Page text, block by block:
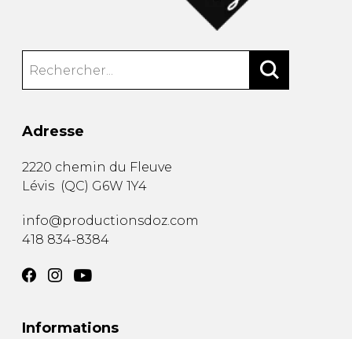
Adresse
2220 chemin du Fleuve
Lévis (QC) G6W 1Y4
info@productionsdoz.com
418 834-8384
Informations